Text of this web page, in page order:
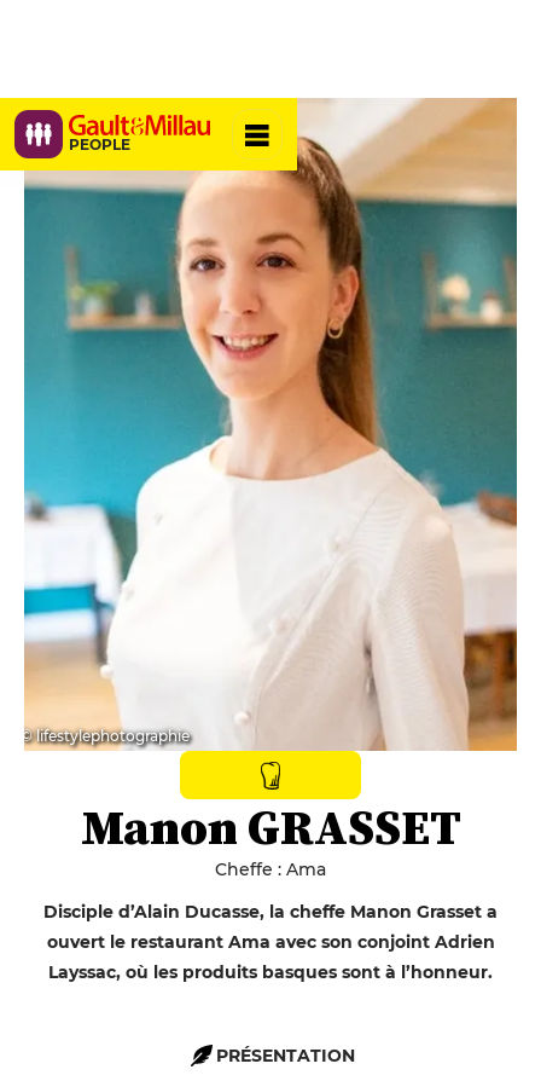
PEOPLE
© lifestylephotographie
Manon GRASSET
Cheffe : Ama
Disciple d’Alain Ducasse, la cheffe Manon Grasset a
ouvert le restaurant Ama avec son conjoint Adrien
Layssac, où les produits basques sont à l’honneur.
PRÉSENTATION